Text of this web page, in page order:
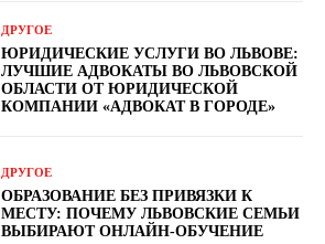
ДРУГОЕ
ЮРИДИЧЕСКИЕ УСЛУГИ ВО ЛЬВОВЕ:
ЛУЧШИЕ АДВОКАТЫ ВО ЛЬВОВСКОЙ
ОБЛАСТИ ОТ ЮРИДИЧЕСКОЙ
КОМПАНИИ «АДВОКАТ В ГОРОДЕ»
ДРУГОЕ
ОБРАЗОВАНИЕ БЕЗ ПРИВЯЗКИ К
МЕСТУ: ПОЧЕМУ ЛЬВОВСКИЕ СЕМЬИ
ВЫБИРАЮТ ОНЛАЙН-ОБУЧЕНИЕ